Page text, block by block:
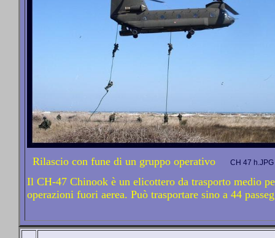
Rilascio con fune di un gruppo operativo CH 47 h.JPG
Il CH-47 Chinook è un elicottero da trasporto medio
operazioni fuori aerea. Può trasportare sino a 44